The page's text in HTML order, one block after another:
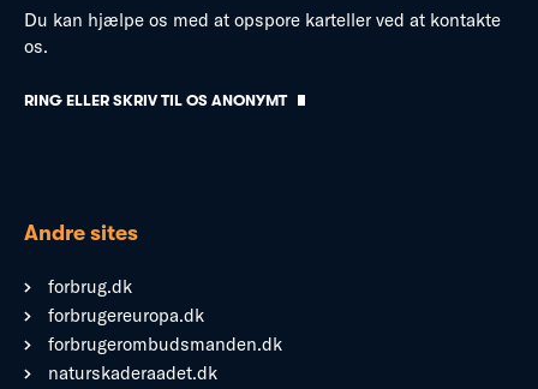
Du kan hjælpe os med at opspore karteller ved at kontakte
os.
RING ELLER SKRIV TIL OS ANONYMT
Andre sites
forbrug.dk
forbrugereuropa.dk
forbrugerombudsmanden.dk
naturskaderaadet.dk